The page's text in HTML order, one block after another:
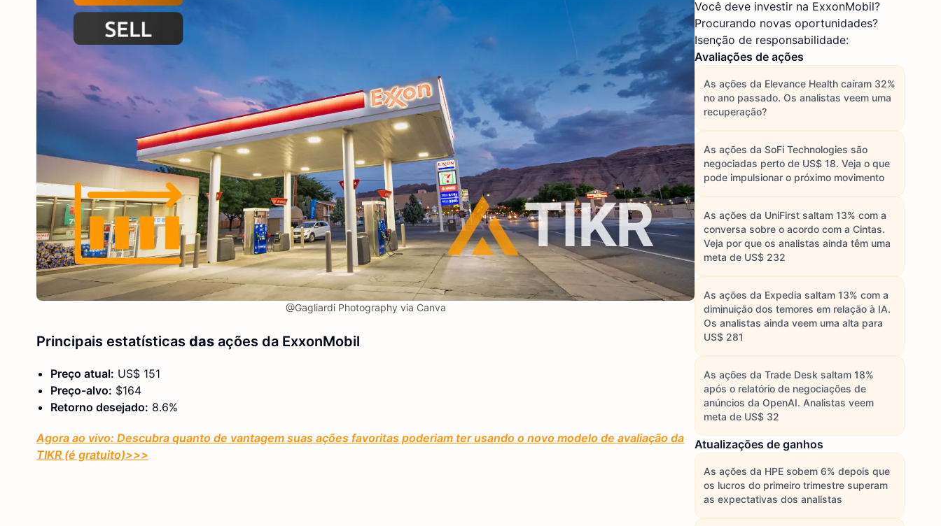
@Gagliardi Photography via Canva
Principais estatísticas das ações da ExxonMobil
Preço atual: US$ 151
Preço-alvo: $164
Retorno desejado: 8.6%
Agora ao vivo: Descubra quanto de vantagem suas ações favoritas poderiam ter usando o novo modelo de avaliação da
TIKR (é gratuito)>>>
Você deve investir na ExxonMobil?
Procurando novas oportunidades?
Isenção de responsabilidade:
Avaliações de ações
As ações da Elevance Health caíram 32%
no ano passado. Os analistas veem uma
recuperação?
As ações da SoFi Technologies são
negociadas perto de US$ 18. Veja o que
pode impulsionar o próximo movimento
As ações da UniFirst saltam 13% com a
conversa sobre o acordo com a Cintas.
Veja por que os analistas ainda têm uma
meta de US$ 232
As ações da Expedia saltam 13% com a
diminuição dos temores em relação à IA.
Os analistas ainda veem uma alta para
US$ 281
As ações da Trade Desk saltam 18%
após o relatório de negociações de
anúncios da OpenAI. Analistas veem
meta de US$ 32
Atualizações de ganhos
As ações da HPE sobem 6% depois que
os lucros do primeiro trimestre superam
as expectativas dos analistas